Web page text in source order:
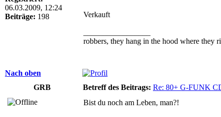
06.03.2009, 12:24
Beiträge: 198 Verkauft
robbers, they hang in the hood where they
Nach oben
GRB
Betreff des Beitrags: Re: 80+ G-FUNK
Bist du noch am Leben, man?!